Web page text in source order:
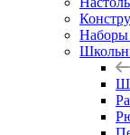
Наборы